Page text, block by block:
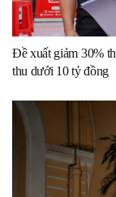
Đề xuất giảm 30%
thu dưới 10 tỷ đồng